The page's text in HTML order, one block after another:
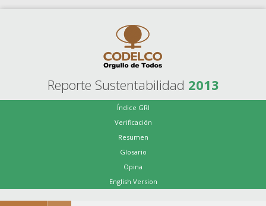
Reporte Sustentabilidad 2013
Índice GRI
Verificación
Resumen
Glosario
Opina
English Version